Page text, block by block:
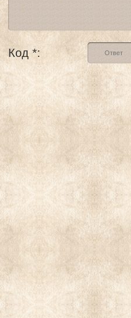
Код *: